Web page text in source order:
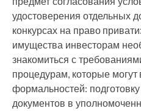
удостоверения отдельных
конкурсах на право
имущества инвесторам
знакомиться с
процедурам, которые
формальностей:
документов в